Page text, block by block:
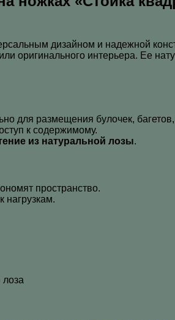
дизайном и надежной
оригинального интерьера. Ее
для размещения булочек,
к содержимому.
из натуральной лозы.
пространство.
нагрузкам.